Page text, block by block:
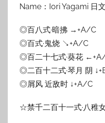
Name：Iori Yagami 日
◎百八式·暗拂 →+A/C
◎百式·鬼烧 ↘+A/C
◎百二十七式·葵花
◎二百十二式·琴月 阴
◎屑风 近敌时 ↓+A/C
☆禁千二百十一式·八稚